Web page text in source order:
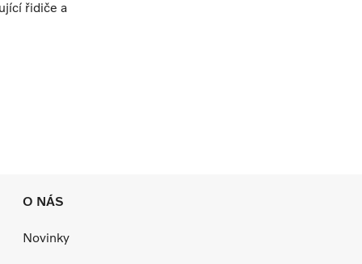
řidiče a
O NÁS
Novinky